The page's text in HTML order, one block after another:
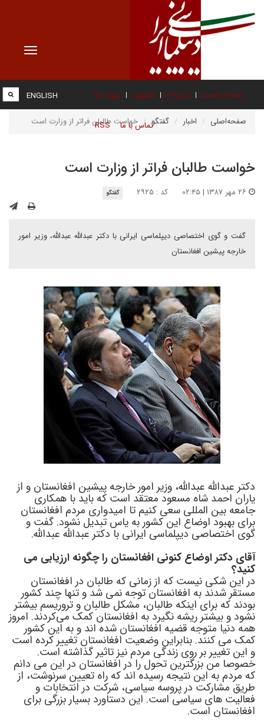
Toggle
صفحه نخست درباره ما عضویت پیوند ها
تماس با ما RSS
ENGLISH
صفحه‌اصلی اخبار گفتگو خواست طالبان فراتر از وزارت است
خواست طالبان فراتر از وزارت است
کد : ۲۹۲۵ گفتگو
گفت و گوی اختصاصی دیپلماسی ایرانی با دکتر عبدالله عبدالله، وزیر امور
خارجه پیشین افغانستان
دکتر عبدالله عبدالله، وزیر امور خارجه پیشین افغانستان و از
یاران احمد شاه مسعود معتقد است که باید با همکاری
جامعه بین المللی سعی کنیم تا امیدواری مردم افغانستان
برای بهبود اوضاع این کشور به یاس تبدیل نشود. گفت و
گوی اختصاصی دیپلماسی ایرانی با دکتر عبدالله عبدالله.
آقای دکتر اوضاع کنونی افغانستان را چگونه ارزیابی می
کنید؟
در این شکی نیست که از زمانی که طالبان در افغانستان
مستقر شدند به افغانستان توجه نمی شد و تنها چند کشور
بودند که برای اینکه طالبان، مشکل طالبان و تروریسم بیشتر
نشود و بیشتر ریشه نگیرد به افغانستان کمک می‌کردند. امروز
همه دنیا متوجه قضیه افغانستان شده اند و به این کشور
کمک می کنند. بنابراین وضعیت افغانستان تغییر کرده است
و این تغییر بر روی زندگی مردم نیز تاثیر گذاشته است.
خصوصا من بزرگترین تحول را در افغانستان در این می دانم
که مردم به این نتیجه رسیده اند که راه تعیین سرنوشت، از
طریق مشارکت در پروسه سیاسی، شرکت در انتخابات و
فعالیت های سیاسی است. این دستاورد بسیار بزرگی برای
افغانستان است.